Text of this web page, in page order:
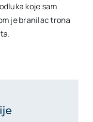
koje sam
je branilac trona